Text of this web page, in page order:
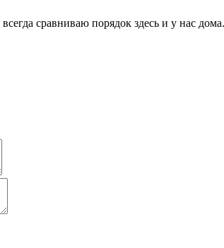
сравниваю порядок здесь и у нас